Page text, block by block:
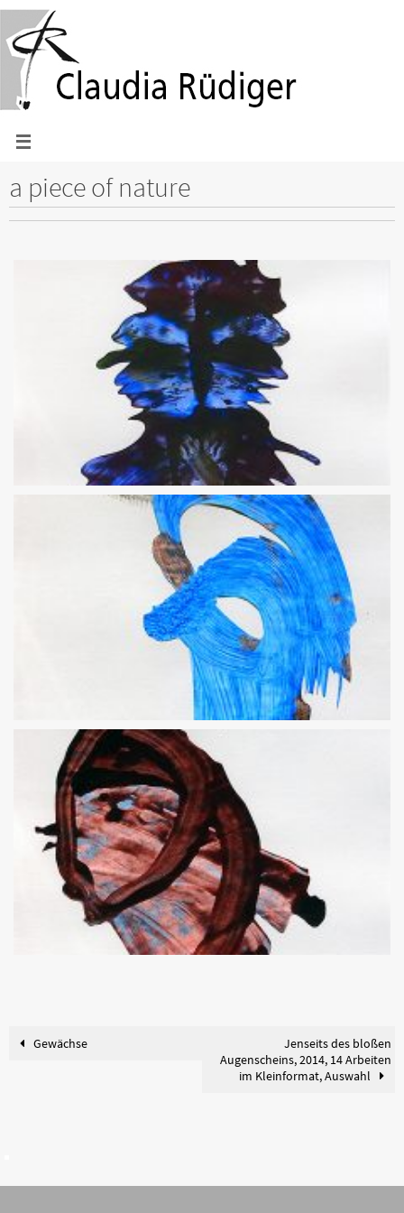
Zum
springen
a piece of nature
Gewächse
Jenseits des bloßen
Augenscheins, 2014, 14 Arbeiten
im Kleinformat, Auswahl